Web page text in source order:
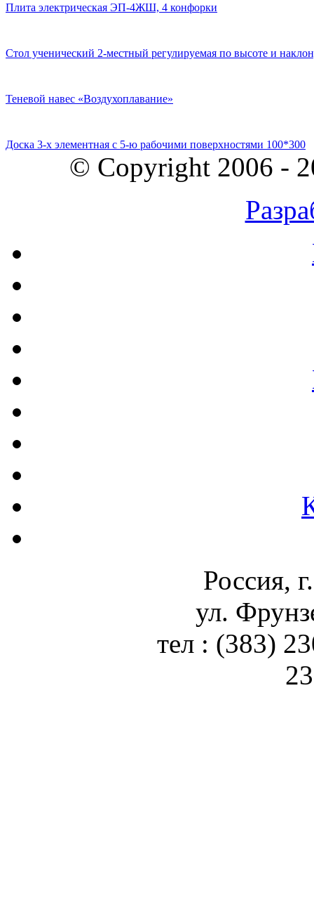
Плита электрическая ЭП-4ЖШ, 4 конфорки
Стол ученический 2-местный регулируемая по высоте и
Теневой навес «Воздухоплавание»
Доска 3-х элементная с 5-ю рабочими поверхностями 100*300
© Copyright 2006 -
Россия,
ул.
тел : (383)